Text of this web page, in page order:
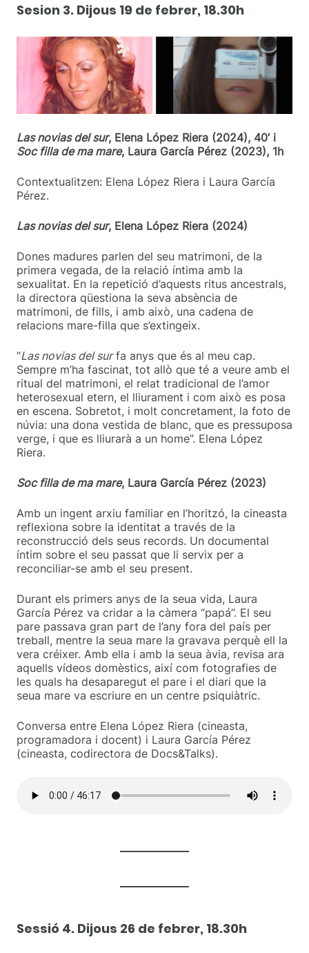
Sesion 3. Dijous 19 de febrer, 18.30h
Las novias del sur, Elena López Riera (2024), 40’ i
Soc filla de ma mare, Laura García Pérez (2023), 1h
Contextualitzen: Elena López Riera i Laura García
Pérez.
Las novias del sur, Elena López Riera (2024)
Dones madures parlen del seu matrimoni, de la
primera vegada, de la relació íntima amb la
sexualitat. En la repetició d’aquests ritus ancestrals,
la directora qüestiona la seva absència de
matrimoni, de fills, i amb això, una cadena de
relacions mare-filla que s’extingeix.
“Las novias del surfa anys que és al meu cap.
Sempre m’ha fascinat, tot allò que té a veure amb el
ritual del matrimoni, el relat tradicional de l’amor
heterosexual etern, el lliurament i com això es posa
en escena. Sobretot, i molt concretament, la foto de
núvia: una dona vestida de blanc, que es pressuposa
verge, i que es lliurarà a un home”. Elena López
Riera.
Soc filla de ma mare, Laura García Pérez (2023)
Amb un ingent arxiu familiar en l’horitzó, la cineasta
reflexiona sobre la identitat a través de la
reconstrucció dels seus records. Un documental
íntim sobre el seu passat que li servix per a
reconciliar-se amb el seu present.
Durant els primers anys de la seua vida, Laura
García Pérez va cridar a la càmera “papá”. El seu
pare passava gran part de l’any fora del país per
treball, mentre la seua mare la gravava perquè ell la
vera créixer. Amb ella i amb la seua àvia, revisa ara
aquells vídeos domèstics, així com fotografies de
les quals ha desaparegut el pare i el diari que la
seua mare va escriure en un centre psiquiàtric.
Conversa entre Elena López Riera (cineasta,
programadora i docent) i Laura García Pérez
(cineasta, codirectora de Docs&Talks).
Sessió 4. Dijous 26 de febrer, 18.30h